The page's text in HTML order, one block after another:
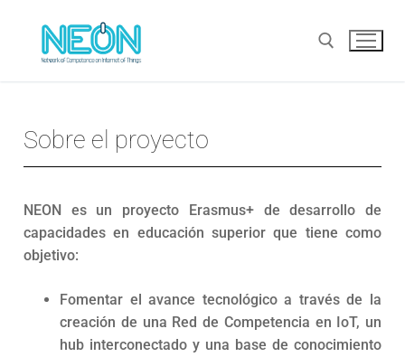
Sobre el proyecto
NEON es un proyecto Erasmus+ de desarrollo de
capacidades en educación superior que tiene como
objetivo:
Fomentar el avance tecnológico a través de la
creación de una Red de Competencia en IoT, un
hub interconectado y una base de conocimiento